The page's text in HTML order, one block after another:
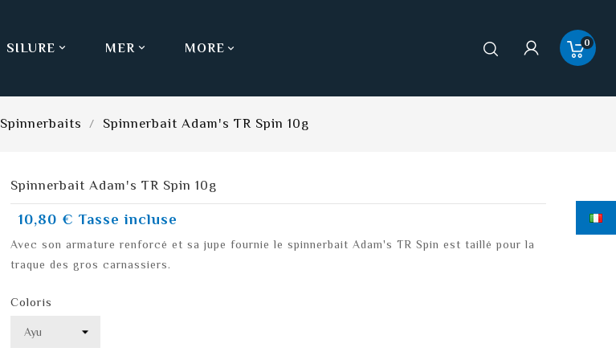

SILURE 
MER MORE 0
Spinnerbaits Spinnerbait Adam's TR Spin 10g
Spinnerbait Adam's TR Spin 10g
10,80 € Tasse incluse
Avec son armature renforcé et sa jupe fournie le spinnerbait Adam's TR Spin est taillé pour la
traque des gros carnassiers.
Coloris